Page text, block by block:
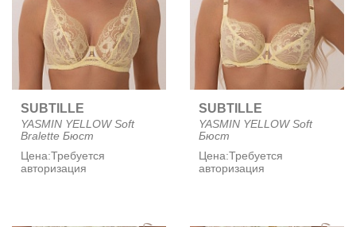
SUBTILLE
YASMIN YELLOW Soft
Bralette Бюст
Цена:Требуется
авторизация
SUBTILLE
YASMIN YELLOW Soft
Бюст
Цена:Требуется
авторизация